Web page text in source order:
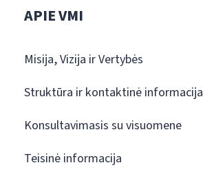
APIE VMI
Misija, Vizija ir Vertybės
Struktūra ir kontaktinė informacija
Konsultavimasis su visuomene
Teisinė informacija